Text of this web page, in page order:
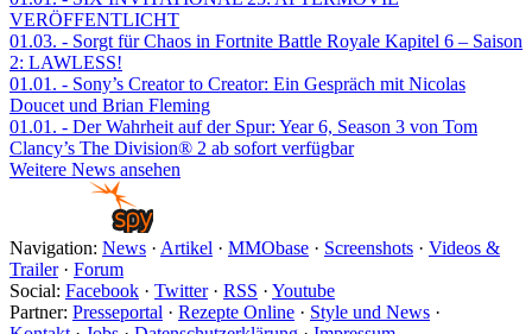
VERÖFFENTLICHT
01.03. - Sorgt für Chaos in Fortnite Battle Royale Kapitel 6 – Saison
2: LAWLESS!
01.01. - Sony’s Creator to Creator: Ein Gespräch mit Nicolas
Doucet und Brian Fleming
01.01. - Der Wahrheit auf der Spur: Year 6, Season 3 von Tom
Clancy’s The Division® 2 ab sofort verfügbar
Weitere News ansehen
Navigation: News · Artikel · MMObase · Screenshots · Videos &
Trailer· Forum
Social: Facebook · Twitter· RSS · Youtube
Partner: Presseportal · Rezepte Online · Style und News ·